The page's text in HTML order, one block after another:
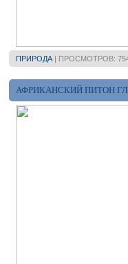
ПРИРОДА | ПРОСМОТРОВ:
АФРИКАНСКИЙ ПИТОН